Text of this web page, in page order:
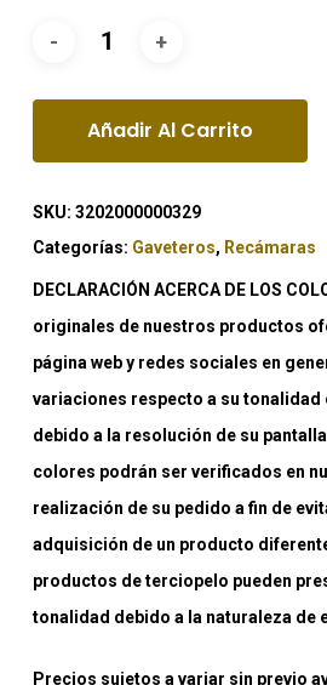
Añadir Al Carrito
SKU: 3202000000329
Categorías: Gaveteros, Recámaras
DECLARACIÓN ACERCA DE LOS
originales de nuestros productos
página web y redes sociales en
variaciones respecto a su
debido a la resolución de su
colores podrán ser verificados en
realización de su pedido a fin de
adquisición de un producto
productos de terciopelo pueden
tonalidad debido a la naturaleza de
Precios sujetos a variar sin previo